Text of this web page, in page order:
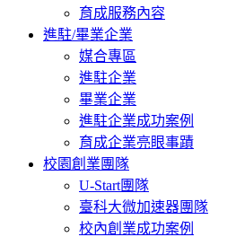
育成服務內容
進駐/畢業企業
媒合專區
進駐企業
畢業企業
進駐企業成功案例
育成企業亮眼事蹟
校園創業團隊
U-Start團隊
臺科大微加速器團隊
校內創業成功案例